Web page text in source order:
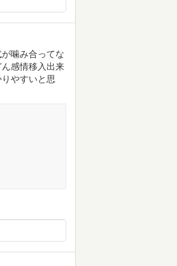
噛み合ってな
感情移入出来
やすいと思